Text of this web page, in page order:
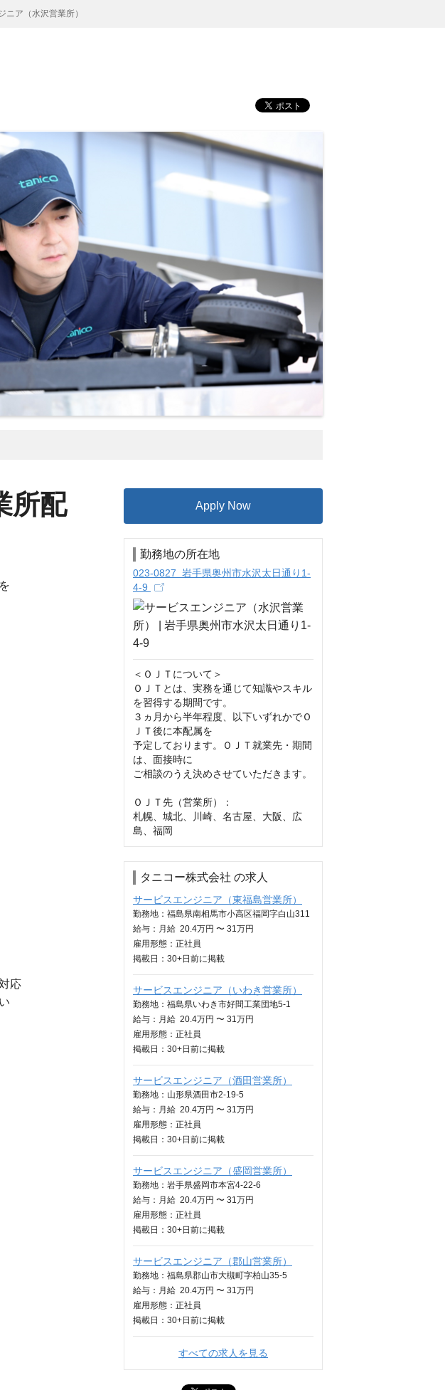
ニア（水沢営業所）
所配
応
Apply Now
勤務地の所在地
023-0827 岩手県奥州市水沢太日通り1-
4-9
＜ＯＪＴについて＞
ＯＪＴとは、実務を通じて知識やスキル
を習得する期間です。
３ヵ月から半年程度、以下いずれかでＯ
ＪＴ後に本配属を
予定しております。ＯＪＴ就業先・期間
は、面接時に
ご相談のうえ決めさせていただきます。
ＯＪＴ先（営業所）：
札幌、城北、川崎、名古屋、大阪、広
島、福岡
タニコー株式会社 の求人
サービスエンジニア（東福島営業所）
勤務地：福島県南相馬市小高区福岡字白山311
給与： 月給 20.4万円 〜 31万円
雇用形態：正社員
掲載日： 30+日 前に掲載
サービスエンジニア（いわき営業所）
勤務地：福島県いわき市好間工業団地5-1
給与： 月給 20.4万円 〜 31万円
雇用形態：正社員
掲載日： 30+日 前に掲載
サービスエンジニア（酒田営業所）
勤務地：山形県酒田市2-19-5
給与： 月給 20.4万円 〜 31万円
雇用形態：正社員
掲載日： 30+日 前に掲載
サービスエンジニア（盛岡営業所）
勤務地：岩手県盛岡市本宮4-22-6
給与： 月給 20.4万円 〜 31万円
雇用形態：正社員
掲載日： 30+日 前に掲載
サービスエンジニア（郡山営業所）
勤務地：福島県郡山市大槻町字柏山35-5
給与： 月給 20.4万円 〜 31万円
雇用形態：正社員
掲載日： 30+日 前に掲載
すべての求人を見る